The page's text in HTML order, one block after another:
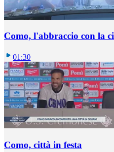
Como, l'abbraccio con la
01:30
Como, città in festa